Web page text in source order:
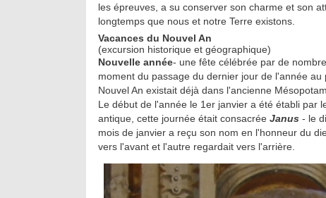
les épreuves, a su conserver son charme et son
longtemps que nous et notre Terre existons.
Vacances du Nouvel An
(excursion historique et géographique)
Nouvelle année- une fête célébrée par de
moment du passage du dernier jour de l'année
Nouvel An existait déjà dans l'ancienne
Le début de l'année le 1er janvier a été établi par
antique, cette journée était consacrée Janus - le
mois de janvier a reçu son nom en l'honneur du
vers l'avant et l'autre regardait vers l'arrière.